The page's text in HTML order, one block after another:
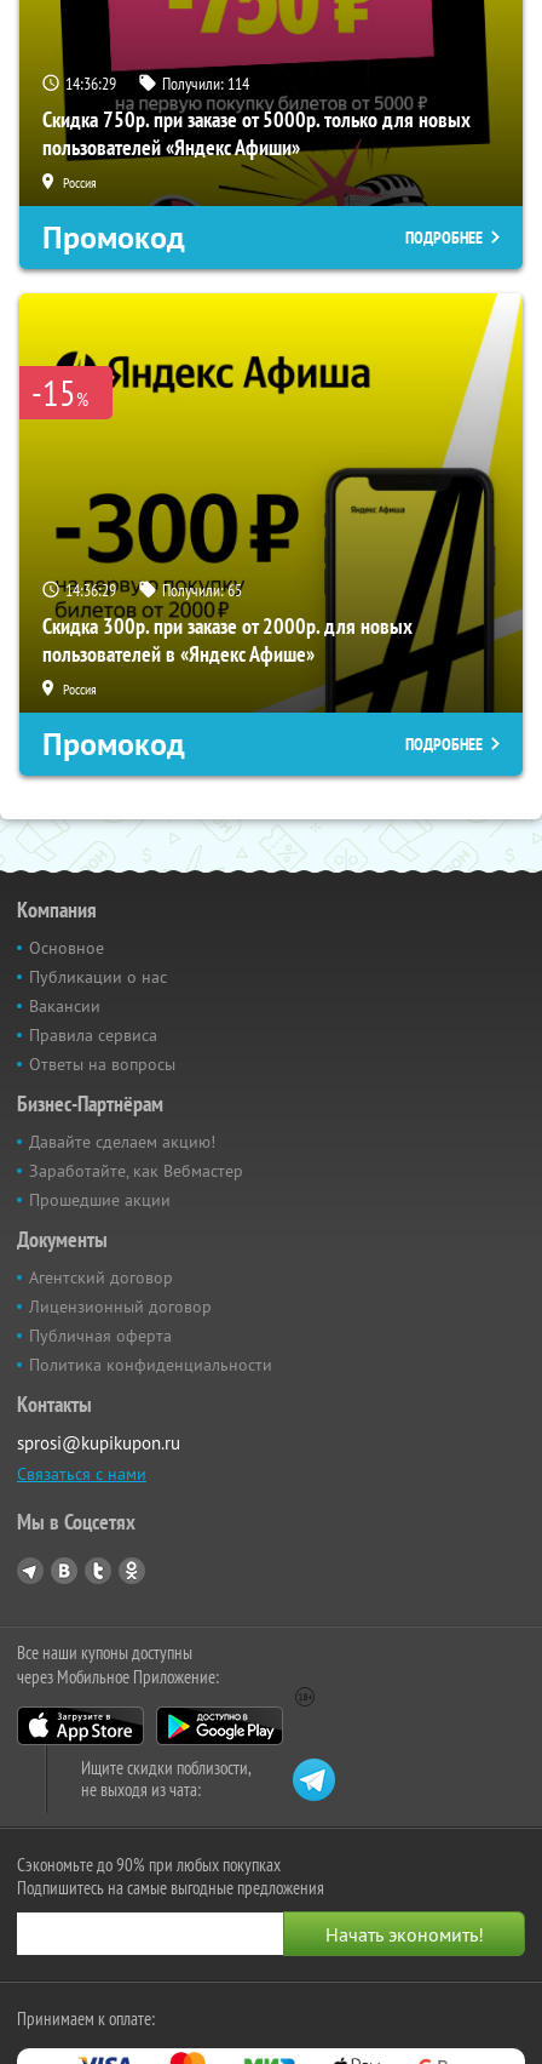
14:36:29 Получили: 114
Скидка 750р. при заказе от 5000р. только для новых
пользователей «Яндекс Афиши»
Россия
Промокод ПОДРОБНЕЕ
-15%
14:36:29 Получили:65
Скидка 300р. при заказе от 2000р. для новых
пользователей в «Яндекс Афише»
Россия
Промокод ПОДРОБНЕЕ
Компания
Основное
Публикации о нас
Вакансии
Правила сервиса
Ответы на вопросы
Бизнес-Партнёрам
Давайте сделаем акцию!
Заработайте, как Вебмастер
Прошедшие акции
Документы
Агентский договор
Лицензионный договор
Публичная оферта
Политика конфиденциальности
Контакты
sprosi@kupikupon.ru
Связаться с нами
Мы в Соцсетях
Все наши купоны доступны
через Мобильное Приложение:
Ищите скидки поблизости,
не выходя из чата:
Сэкономьте до 90% при любых покупках
Подпишитесь на самые выгодные предложения
Принимаем к оплате: